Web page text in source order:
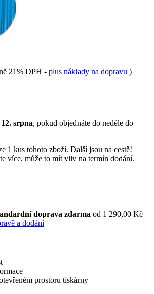
21% DPH - plus náklady na dopravu )
srpna, pokud objednáte do neděle do
1 kus tohoto zboží. Další jsou na cestě!
více, může to mít vliv na termín dodání.
doprava zdarma od 1 290,00 Kč
a dodání
prostoru tiskárny